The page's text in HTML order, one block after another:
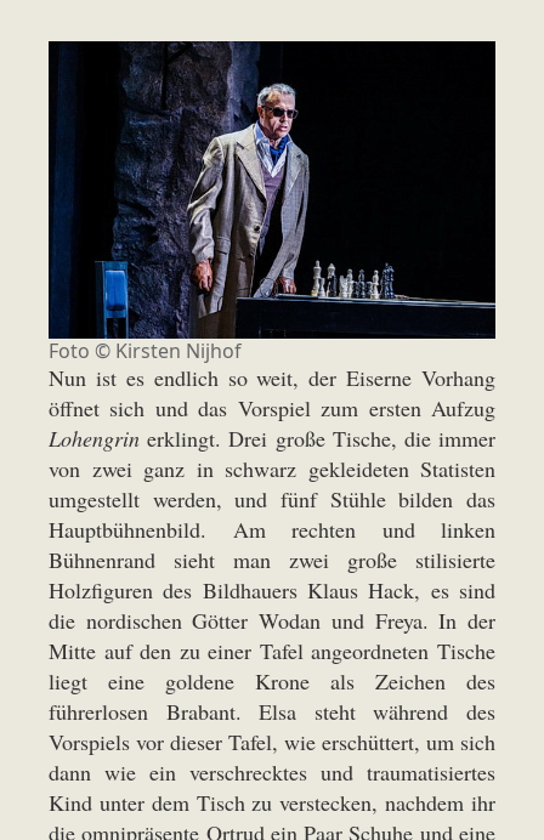
Foto © Kirsten Nijhof
Nun ist es endlich so weit, der Eiserne Vorhang
öffnet sich und das Vorspiel zum ersten Aufzug
Lohengrin erklingt. Drei große Tische, die immer
von zwei ganz in schwarz gekleideten Statisten
umgestellt werden, und fünf Stühle bilden das
Hauptbühnenbild. Am rechten und linken
Bühnenrand sieht man zwei große stilisierte
Holzfiguren des Bildhauers Klaus Hack, es sind
die nordischen Götter Wodan und Freya. In der
Mitte auf den zu einer Tafel angeordneten Tische
liegt eine goldene Krone als Zeichen des
führerlosen Brabant. Elsa steht während des
Vorspiels vor dieser Tafel, wie erschüttert, um sich
dann wie ein verschrecktes und traumatisiertes
Kind unter dem Tisch zu verstecken, nachdem ihr
die omnipräsente Ortrud ein Paar Schuhe und eine